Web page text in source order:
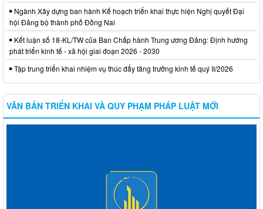
Ngành Xây dựng ban hành Kế hoạch triển khai thực hiện Nghị quyết Đại
hội Đảng bộ thành phố Đồng Nai
Kết luận số 18-KL/TW của Ban Chấp hành Trung ương Đảng: Định hướng
phát triển kinh tế - xã hội giai đoạn 2026 - 2030
Tập trung triển khai nhiệm vụ thúc đẩy tăng trưởng kinh tế quý II/2026
VĂN BẢN TRIỂN KHAI VÀ QUY PHẠM PHÁP LUẬT MỚI